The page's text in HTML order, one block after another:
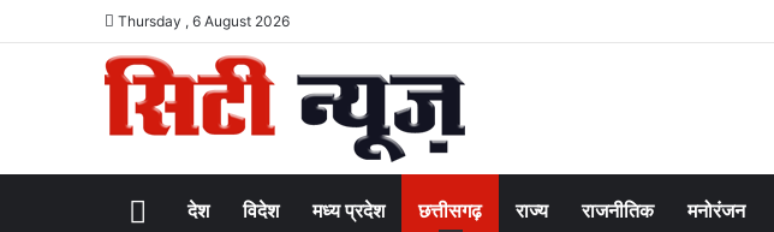
Thursday , 6 August 2026
Homeदेश विदेश मध्य प्रदेश छत्तीसगढ़ राज्य राजनीतिक मनोरंजन